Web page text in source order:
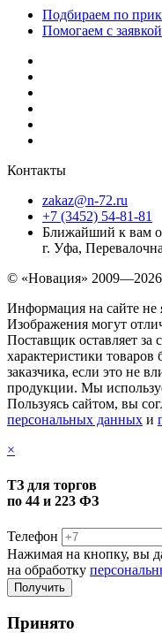
Подбираем по
Помогаем с
Контакты
zakaz@n-72.ru
+7 (3452) 54-81-81
Ближайший к вам
г. Уфа,
© «Новация» 2009—2026
Информация на сайте не
Изображения могут
Поставщик оставляет за
характеристики товаров
заказчика, если это не
продукции. Мы
Пользуясь сайтом, вы
персональных данных и
×
ТЗ для торгов
по 44 и 223 ФЗ
Телефон
Нажимая на кнопку, вы
на обработку
Принято